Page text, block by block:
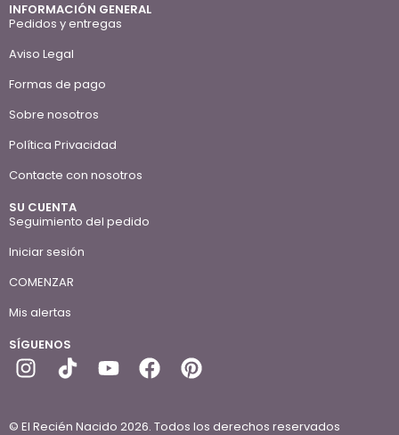
INFORMACIÓN GENERAL
Pedidos y entregas
Aviso Legal
Formas de pago
Sobre nosotros
Política Privacidad
Contacte con nosotros
SU CUENTA
Seguimiento del pedido
Iniciar sesión
COMENZAR
Mis alertas
SÍGUENOS
© El Recién Nacido 2026. Todos los derechos reservados